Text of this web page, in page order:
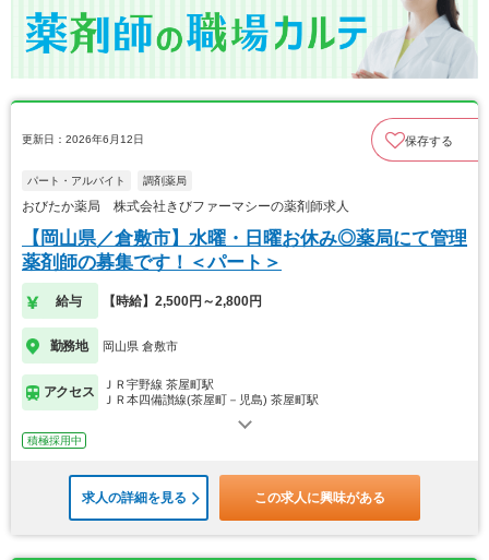
更新日：2026年6月12日 保存する
パート・アルバイト 調剤薬局
おびたか薬局 株式会社きびファーマシーの薬剤師求人
【岡山県／倉敷市】水曜・日曜お休み◎薬局にて管理
薬剤師の募集です！＜パート＞
給与 【時給】2,500円～2,800円
勤務地 岡山県 倉敷市
アクセス
ＪＲ宇野線 茶屋町駅
ＪＲ本四備讃線(茶屋町－児島) 茶屋町駅
積極採用中
求人の詳細を見る この求人に興味がある